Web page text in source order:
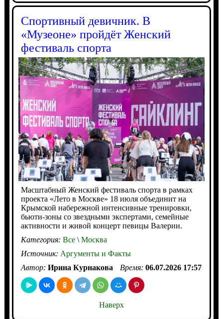
Спортивный девичник. В
«Музеоне» пройдёт Женский
фестиваль спорта
Масштабный Женский фестиваль спорта в рамках
проекта «Лето в Москве» 18 июля объединит на
Крымской набережной интенсивные тренировки,
бьюти-зоны со звездными экспертами, семейные
активности и живой концерт певицы Валерии.
Категория: Все\Москва
Источник: Аргументы и Факты
Автор: Ирина Курнакова Время: 06.07.2026 17:57
Наверх